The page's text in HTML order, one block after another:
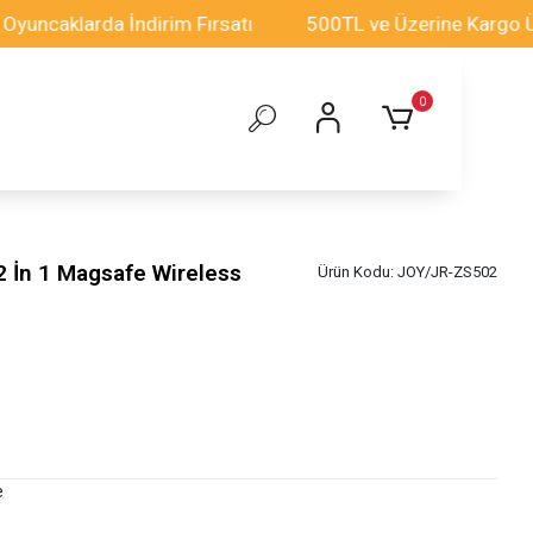
İndirim Fırsatı 500TL ve Üzerine Kargo
0
İn 1 Magsafe Wireless Ürün Kodu: JOY/JR-ZS502